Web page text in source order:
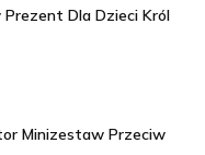
Dla Dzieci Król
Minizestaw Przeciw